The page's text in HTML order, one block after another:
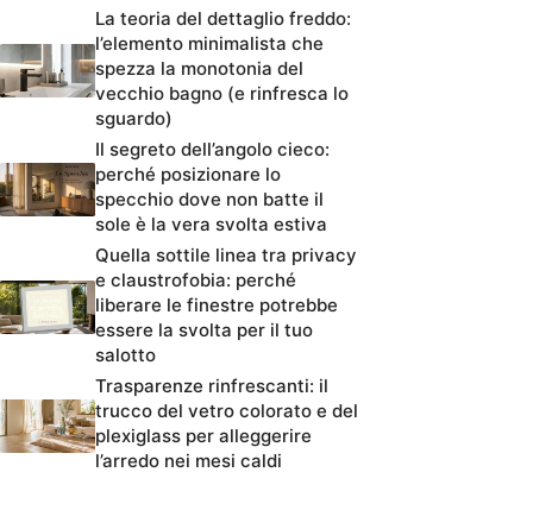
La teoria del dettaglio freddo:
l’elemento minimalista che
spezza la monotonia del
vecchio bagno (e rinfresca lo
sguardo)
Il segreto dell’angolo cieco:
perché posizionare lo
specchio dove non batte il
sole è la vera svolta estiva
Quella sottile linea tra privacy
e claustrofobia: perché
liberare le finestre potrebbe
essere la svolta per il tuo
salotto
Trasparenze rinfrescanti: il
trucco del vetro colorato e del
plexiglass per alleggerire
l’arredo nei mesi caldi